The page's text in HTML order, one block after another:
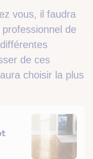
vous, il faudra
de
de ces
choisir la plus